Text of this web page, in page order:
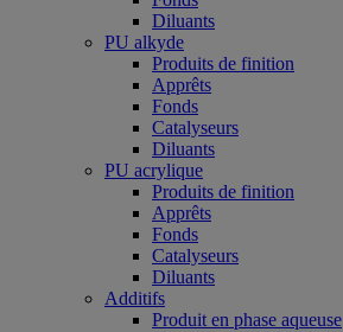
Diluants
PU alkyde
Produits de finition
Apprêts
Fonds
Catalyseurs
Diluants
PU acrylique
Produits de finition
Apprêts
Fonds
Catalyseurs
Diluants
Additifs
Produit en phase aqueuse